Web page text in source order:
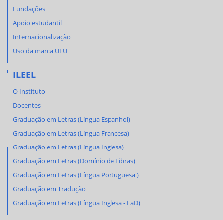
Fundações
Apoio estudantil
Internacionalização
Uso da marca UFU
ILEEL
O Instituto
Docentes
Graduação em Letras (Língua Espanhol)
Graduação em Letras (Língua Francesa)
Graduação em Letras (Língua Inglesa)
Graduação em Letras (Domínio de Libras)
Graduação em Letras (Língua Portuguesa )
Graduação em Tradução
Graduação em Letras (Língua Inglesa - EaD)